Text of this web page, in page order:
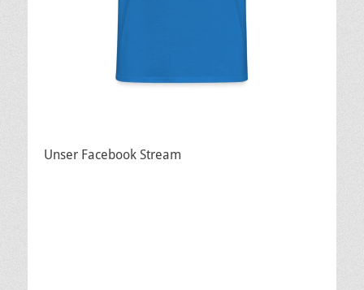
Unser Facebook Stream